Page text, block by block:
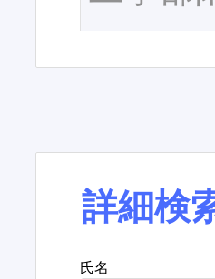
詳細検
氏名